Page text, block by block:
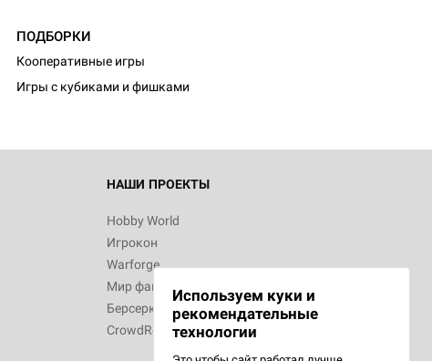
ПОДБОРКИ
Кооперативные игры
Игры с кубиками и фишками
НАШИ ПРОЕКТЫ
Hobby World
Игрокон
Warforge
Мир фантастики
Берсерк
CrowdRepublic
Используем куки и
рекомендательные
технологии
Берсерк.